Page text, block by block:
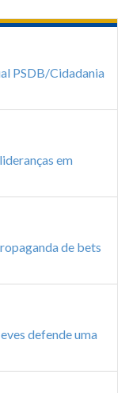
PSDB/Cidadania
em
de bets
defende uma